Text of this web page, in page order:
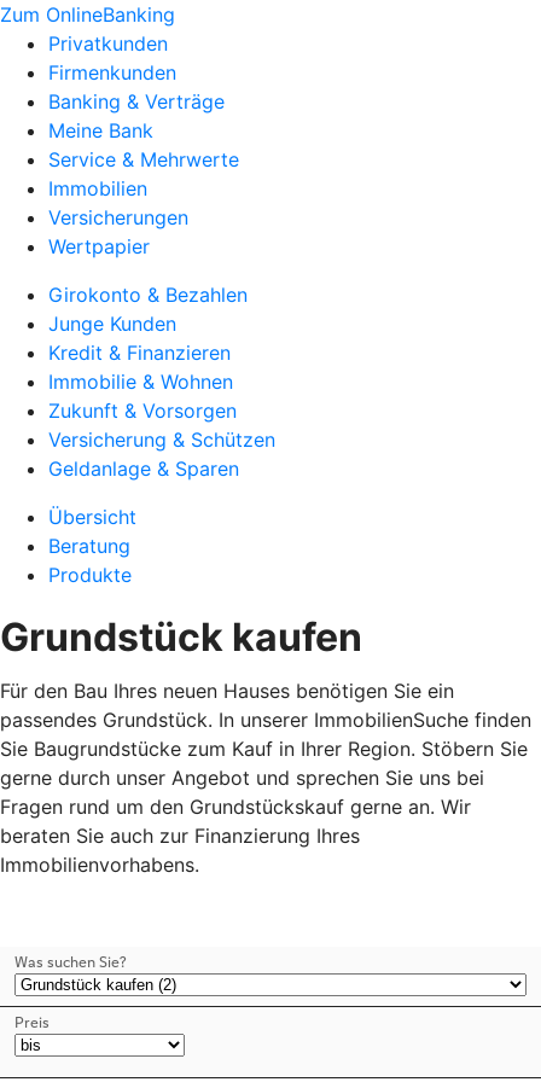
Zum OnlineBanking
Privatkunden
Firmenkunden
Banking & Verträge
Meine Bank
Service & Mehrwerte
Immobilien
Versicherungen
Wertpapier
Girokonto & Bezahlen
Junge Kunden
Kredit & Finanzieren
Immobilie & Wohnen
Zukunft & Vorsorgen
Versicherung & Schützen
Geldanlage & Sparen
Übersicht
Beratung
Produkte
Grundstück kaufen
Für den Bau Ihres neuen Hauses benötigen Sie ein
passendes Grundstück. In unserer ImmobilienSuche finden
Sie Baugrundstücke zum Kauf in Ihrer Region. Stöbern Sie
gerne durch unser Angebot und sprechen Sie uns bei
Fragen rund um den Grundstückskauf gerne an. Wir
beraten Sie auch zur Finanzierung Ihres
Immobilienvorhabens.